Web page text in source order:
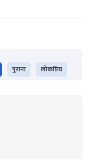
पुराना लोकप्रिय